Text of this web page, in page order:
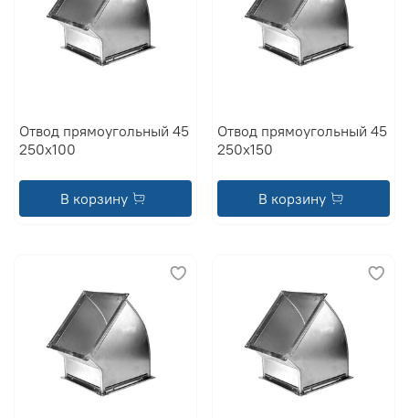
Отвод прямоугольный 45
250x100
В корзину
Отвод прямоугольный 45
250x150
В корзину